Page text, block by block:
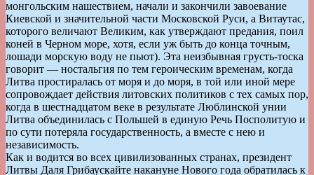
монгольским нашествием, начали и закончили завоевание
Киевской и значительной части Московской Руси, а Витаутас,
которого величают Великим, как утверждают предания, поил
коней в Черном море, хотя, если уж быть до конца точным,
лошади морскую воду не пьют). Эта неизбывная грусть-тоска
говорит — ностальгия по тем героическим временам, когда
Литва простиралась от моря и до моря, в той или иной мере
сопровождает действия литовских политиков с тех самых пор,
когда в шестнадцатом веке в результате Люблинской унии
Литва объединилась с Польшей в единую Речь Посполитую и
по сути потеряла государственность, а вместе с нею и
независимость.
Как и водится во всех цивилизованных странах, президент
Литвы Даля Грибаускайте накануне Нового года обратилась к